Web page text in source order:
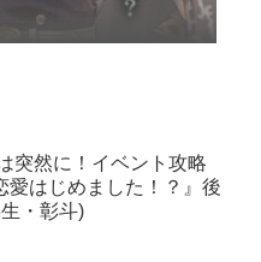
突然に！イベント攻略
愛はじめました！？』後
・彰斗)